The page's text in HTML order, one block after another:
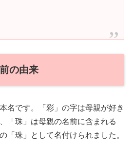
の由来
名です。「彩」の字は母親が好き
「珠」は母親の名前に含まれる
「珠」として名付けられました。